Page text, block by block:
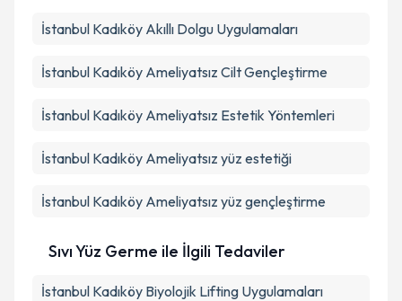
İstanbul Kadıköy Akıllı Dolgu Uygulamaları
İstanbul Kadıköy Ameliyatsız Cilt Gençleştirme
İstanbul Kadıköy Ameliyatsız Estetik Yöntemleri
İstanbul Kadıköy Ameliyatsız yüz estetiği
İstanbul Kadıköy Ameliyatsız yüz gençleştirme
Sıvı Yüz Germe ile İlgili Tedaviler
İstanbul Kadıköy Biyolojik Lifting Uygulamaları